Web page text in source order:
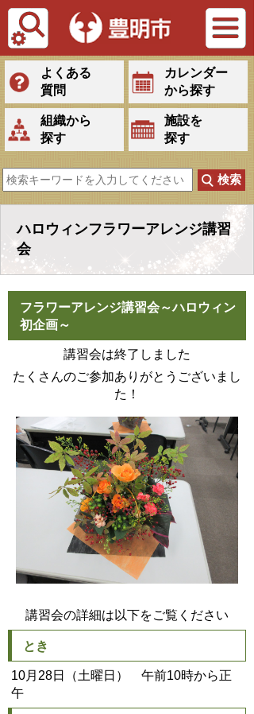
Tiếng Việt
よくある
質問
カレンダー
から探す
組織から
探す
施設を
探す
ハロウィンフラワーアレンジ講習
会
フラワーアレンジ講習会～ハロウィン
初企画～
講習会は終了しました
たくさんのご参加ありがとうございまし
た！
講習会の詳細は以下をご覧ください
とき
10月28日（土曜日） 午前10時から正
午